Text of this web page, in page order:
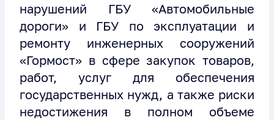
нарушений ГБУ «Автомобильные
дороги» и ГБУ по эксплуатации и
ремонту инженерных сооружений
«Гормост» в сфере закупок товаров,
работ, услуг для обеспечения
государственных нужд, а также риски
недостижения в полном объеме